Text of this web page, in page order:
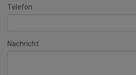
Telefon
Nachricht